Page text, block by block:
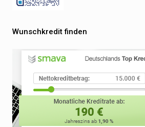
Wunschkredit finden